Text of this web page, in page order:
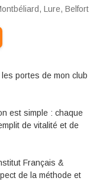
Lure, Belfort
portes de mon club
est simple : chaque
de vitalité et de
Français &
de la méthode et